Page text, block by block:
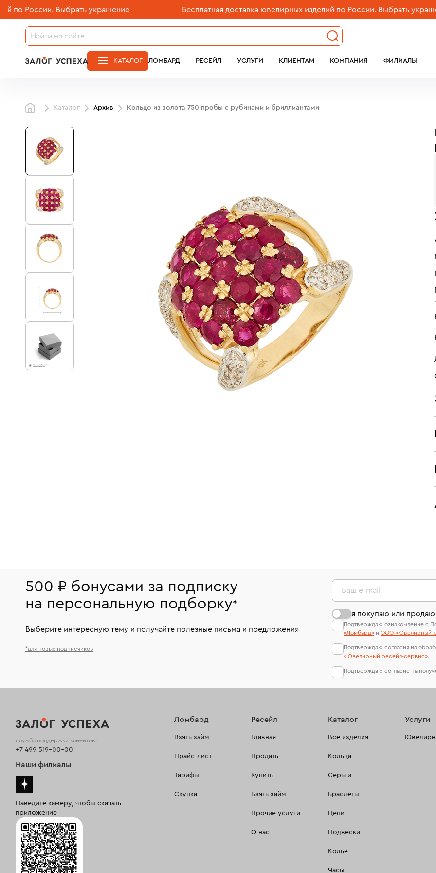
России. Выбрать украшение Бесплатная доставка ювелирных изделий по России. Выбрать украшение
ЛОМБАРД РЕСЕЙЛ УСЛУГИ КЛИЕНТАМ КОМПАНИЯ ФИЛИАЛЫ
КАТАЛОГ
Каталог Архив Кольцо из золота 750 пробы c рубинами и бриллиантами
500 ₽ бонусами за подписку
на персональную подборку*
Выберите интересную тему и получайте полезные письма и предложения
*для новых подписчиков
Ваш e-mail
я покупаю или
Подтверждаю ознакомление с
«Ломбард» и ООО «Ювелирный
Подтверждаю согласия на
«Ювелирный ресейл-сервиc».
Подтверждаю согласие на
Ломбард
Взять займ
Прайс-лист
Тарифы
Скупка
Ресейл
Главная
Продать
Купить
Взять займ
Прочие услуги
О нас
Каталог
Все изделия
Кольца
Серьги
Браслеты
Цепи
Подвески
Колье
Часы
Услуги
служба поддержки клиентов:
+7 499 519-00-00
Наши филиалы
Наведите камеру, чтобы скачать
приложение